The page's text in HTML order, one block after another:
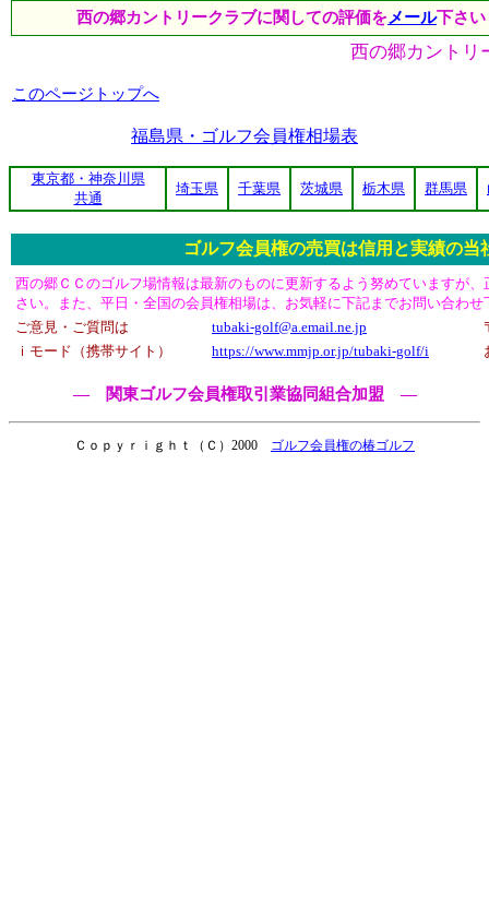
西の郷カントリークラブに関しての評価をメール下さ
西の郷カントリ
このページトップへ
福島県・ゴルフ会員権相場表
東京都・神奈川県
共通
埼玉県 千葉県 茨城県 栃木県 群馬県
ゴルフ会員権の売買は信用と実績の当
西の郷ＣＣのゴルフ場情報は最新のものに更新するよう努めていますが
さい。また、平日・全国の会員権相場は、お気軽に下記までお問い合わせ
ご意見・ご質問は
tubaki-golf@a.email.ne.jp
ｉモード（携帯サイト）
https://www.mmjp.or.jp/tubaki-golf/i
― 関東ゴルフ会員権取引業協同組合加盟 ―
Ｃｏｐｙｒｉｇｈｔ（Ｃ）2000 ゴルフ会員権の椿ゴルフ